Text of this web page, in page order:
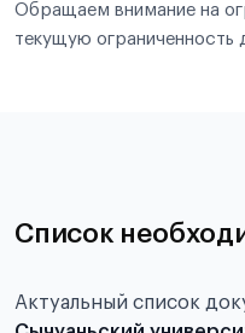
Обращаем внимание на
текущую ограниченность
Список
Актуальный список